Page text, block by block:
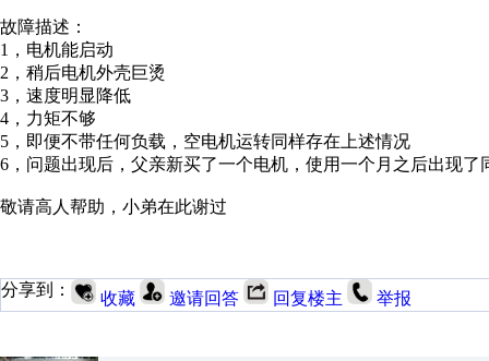
故障描述：
1，电机能启动
2，稍后电机外壳巨烫
3，速度明显降低
4，力矩不够
5，即便不带任何负载，空电机运转同样存在上述情况
6，问题出现后，父亲新买了一个电机，使用一个月之后出现了
敬请高人帮助，小弟在此谢过
分享到： 收藏 邀请回答 回复楼主 举报